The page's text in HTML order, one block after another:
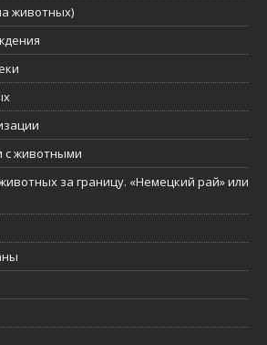
животных)
с животными
за границу. «Немецкий рай» или